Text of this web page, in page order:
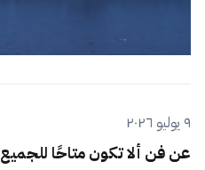
٩ يوليو ٢٠٢٦
عن فن ألا تكون متاحًا للجميع